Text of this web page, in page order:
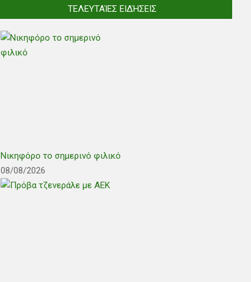
ΤΕΛΕΥΤΑΊΕΣ ΕΙΔΉΣΕΙΣ
Νικηφόρο το σημερινό φιλικό
08/08/2026